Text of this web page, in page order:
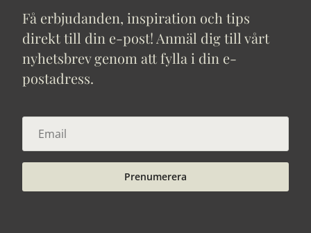
Få erbjudanden, inspiration och tips
direkt till din e-post! Anmäl dig till vårt
nyhetsbrev genom att fylla i din e-
postadress.
Prenumerera